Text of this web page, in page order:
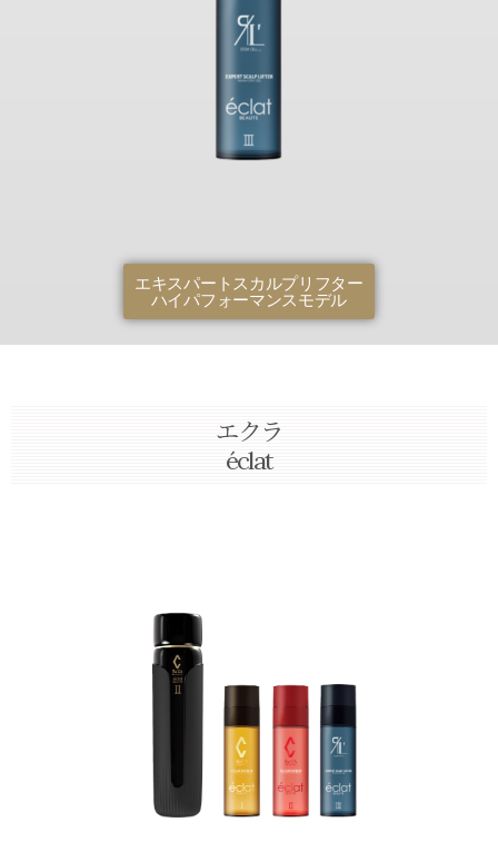
エキスパートスカルプリフター
ハイパフォーマンスモデル
エクラ
éclat